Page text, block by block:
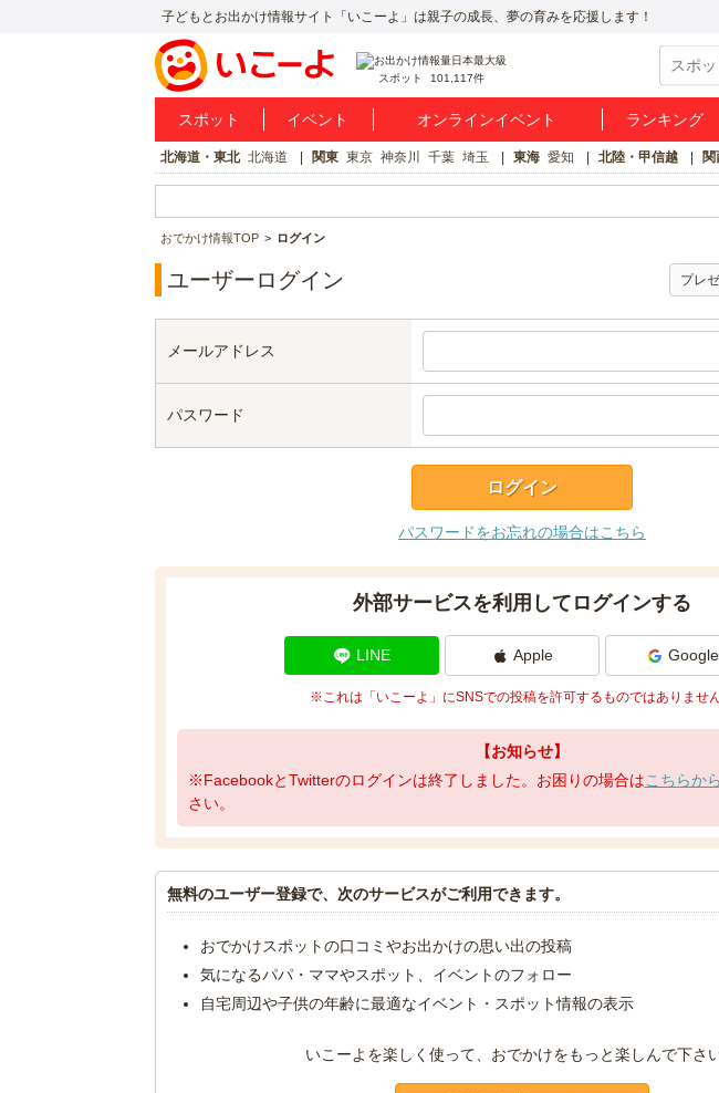
子どもとお出かけ情報サイト「いこーよ」は親子の成長、夢の育みを応援します！
スポット 101,117件
スポット イベント オンラインイベント ランキング
北海道・東北 北海道 関東 東京 神奈川 千葉 埼玉 東海 愛知 北陸・甲信越 関
おでかけ情報TOP ログイン
ユーザーログイン プレ
メールアドレス
パスワード
パスワードをお忘れの場合はこちら
外部サービスを利用してログインする
LINE Apple Google
※これは「いこーよ」にSNSでの投稿を許可するものではありません
【お知らせ】
※FacebookとTwitterのログインは終了しました。お困りの場合はこちらか
さい。
無料のユーザー登録で、次のサービスがご利用できます。
おでかけスポットの口コミやお出かけの思い出の投稿
気になるパパ・ママやスポット、イベントのフォロー
自宅周辺や子供の年齢に最適なイベント・スポット情報の表示
いこーよを楽しく使って、おでかけをもっと楽しんで下さ